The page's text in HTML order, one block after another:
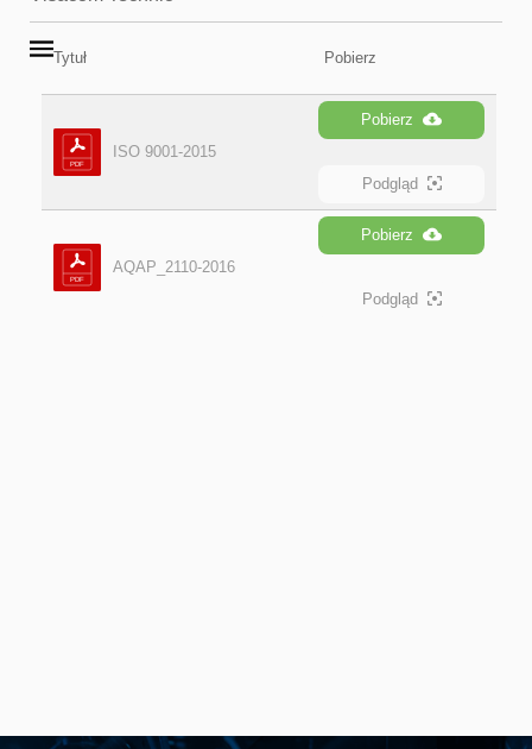
Tytuł Pobierz
ISO 9001-2015
Pobierz
Podgląd
AQAP_2110-2016
Pobierz
Podgląd